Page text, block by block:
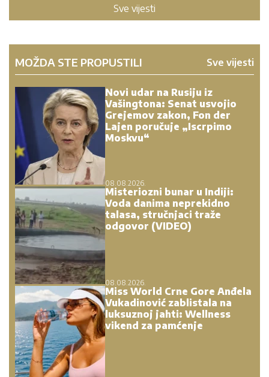
Sve vijesti
MOŽDA STE PROPUSTILI Sve vijesti
Novi udar na Rusiju iz
Vašingtona: Senat usvojio
Grejemov zakon, Fon der
Lajen poručuje „Iscrpimo
Moskvu“
08.08.2026.
Misteriozni bunar u Indiji:
Voda danima neprekidno
talasa, stručnjaci traže
odgovor (VIDEO)
08.08.2026.
Miss World Crne Gore Anđela
Vukadinović zablistala na
luksuznoj jahti: Wellness
vikend za pamćenje